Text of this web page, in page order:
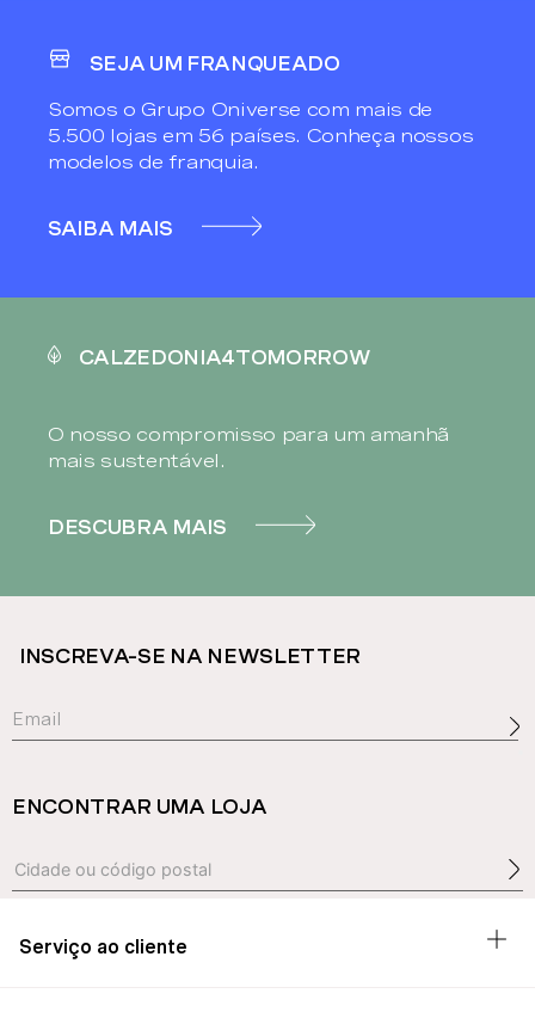
SEJA UM FRANQUEADO
Somos o Grupo Oniverse com mais de
5.500 lojas em 56 países. Conheça nossos
modelos de franquia.
SAIBA MAIS
CALZEDONIA4TOMORROW
O nosso compromisso para um amanhã
mais sustentável.
DESCUBRA MAIS
INSCREVA-SE NA NEWSLETTER
ENCONTRAR UMA LOJA
Serviço ao cliente